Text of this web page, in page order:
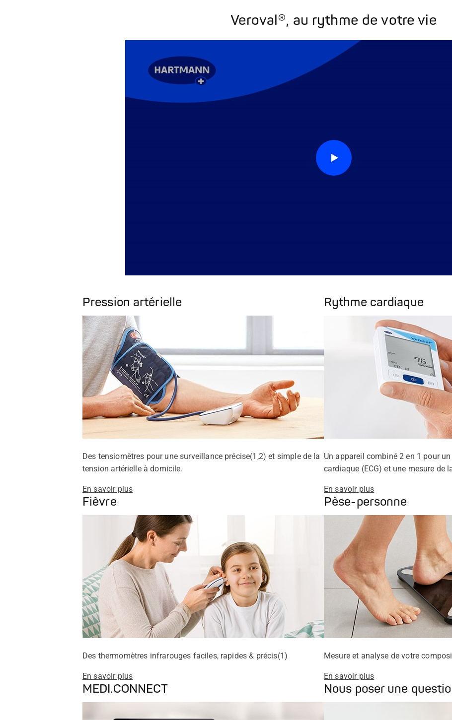
Veroval®, au rythme de votre vie
Pression artérielle
Des tensiomètres pour une surveillance précise(1,2) et simple de la
tension artérielle à domicile.
En savoir plus
Rythme cardiaque
Un appareil combiné 2 en 1 pour
cardiaque (ECG) et une mesure de
En savoir plus
Fièvre
Des thermomètres infrarouges faciles, rapides & précis(1)
En savoir plus
Pèse-personne
Mesure et analyse de votre
En savoir plus
MEDI.CONNECT Nous poser une